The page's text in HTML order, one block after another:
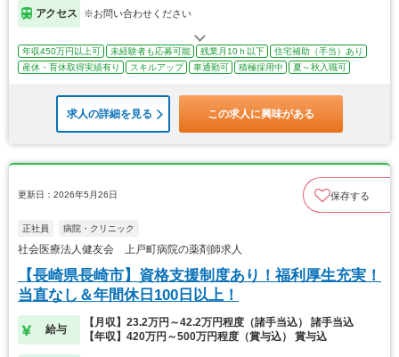
アクセス ※お問い合わせください
年収450万円以上可 未経験者も応募可能 残業月10ｈ以下
住宅補助（手当）あり
産休・育休取得実績有り
スキルアップ 車通勤可 積極採用中 夏～秋入職可
求人の詳細を見る この求人に興味がある
更新日：2026年5月26日 保存する
正社員 病院・クリニック
社会医療法人健友会 上戸町病院の薬剤師求人
【長崎県長崎市】資格支援制度あり！福利厚生充実！
当直なし＆年間休日100日以上！
給与
【月収】23.2万円～42.2万円程度（諸手当込） 諸手当込
【年収】420万円～500万円程度（賞与込） 賞与込